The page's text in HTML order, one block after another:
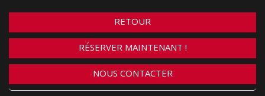
RETOUR
RÉSERVER MAINTENANT !
NOUS CONTACTER